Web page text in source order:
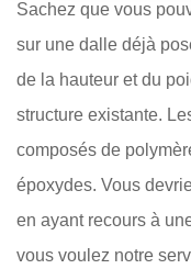
Sachez que vous
sur une dalle déjà
de la hauteur et du
structure existante.
composés de
époxydes. Vous
en ayant recours à
vous voulez notre